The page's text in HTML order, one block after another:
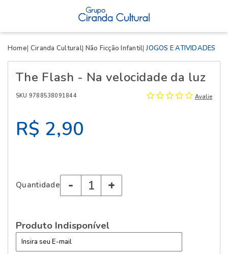
Home Ciranda Cultural Não Ficção Infantil JOGOS E ATIVIDADES
The Flash - Na velocidade da luz
SKU 9788538091844 Avalie
R$ 2,90
Quantidade - +
Produto Indisponível